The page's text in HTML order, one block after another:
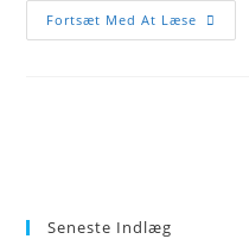
Fortsæt Med At Læse Gode
Ideer
Seneste Indlæg